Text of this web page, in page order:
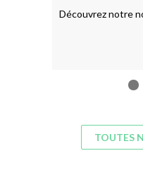
Découvrez notre
TOUTES